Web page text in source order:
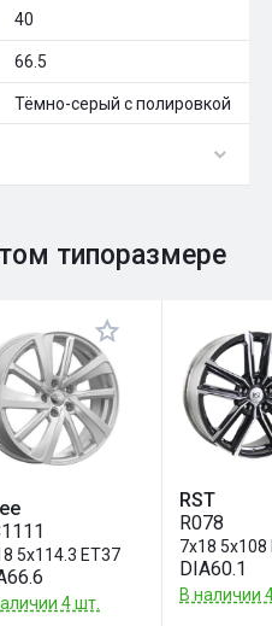
40
66.5
Тёмно-серый с полировкой
0
типоразмере
5x114.3 ET37
4 шт.
RST
R078
7x18 5x108
DIA60.1
В наличии